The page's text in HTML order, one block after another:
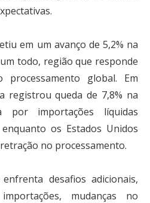
em um avanço de 5,2% na
todo, região que responde
global. Em
registrou queda de 7,8% na
por importações líquidas
os Estados Unidos
no processamento.
desafios adicionais,
mudanças no